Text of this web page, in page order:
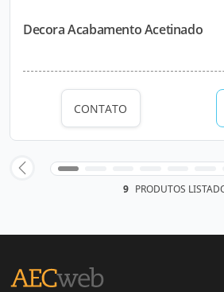
Decora Acabamento Acetinado
CONTATO
9 PRODUTOS